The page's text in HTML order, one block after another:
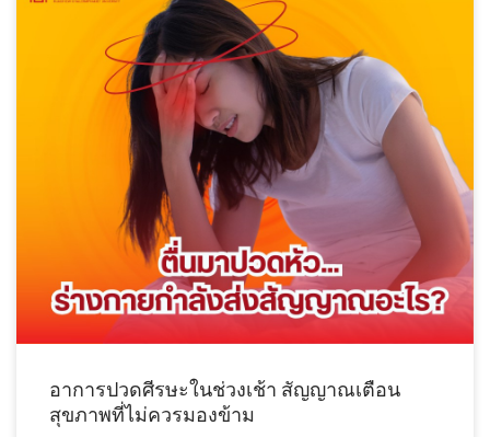
อาการปวดศีรษะในช่วงเช้า สัญญาณเตือน
สุขภาพที่ไม่ควรมองข้าม